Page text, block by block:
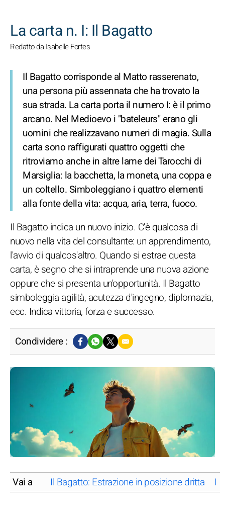
La carta n. I: Il Bagatto
Redatto da Isabelle Fortes
Il Bagatto corrisponde al Matto rasserenato,
una persona più assennata che ha trovato la
sua strada. La carta porta il numero I: è il primo
arcano. Nel Medioevo i "bateleurs" erano gli
uomini che realizzavano numeri di magia. Sulla
carta sono raffigurati quattro oggetti che
ritroviamo anche in altre lame dei Tarocchi di
Marsiglia: la bacchetta, la moneta, una coppa e
un coltello. Simboleggiano i quattro elementi
alla fonte della vita: acqua, aria, terra, fuoco.
Il Bagatto indica un nuovo inizio. C'è qualcosa di
nuovo nella vita del consultante: un apprendimento,
l'avvio di qualcos'altro. Quando si estrae questa
carta, è segno che si intraprende una nuova azione
oppure che si presenta un'opportunità. Il Bagatto
simboleggia agilità, acutezza d'ingegno, diplomazia,
ecc. Indica vittoria, forza e successo.
Condividere :
Vai a Il Bagatto: Estrazione in posizione dritta Il